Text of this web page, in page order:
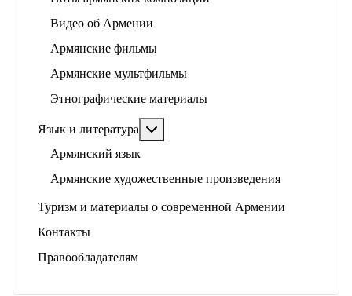
Видео об Армении
Армянские фильмы
Армянские мультфильмы
Этнографические материалы
Язык и литература
Армянский язык
Армянские художественные произведения
Туризм и материалы о современной Армении
Контакты
Правообладателям